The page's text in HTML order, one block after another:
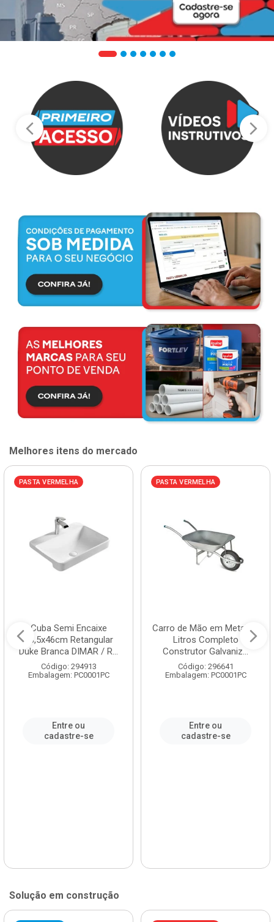
Melhores itens do mercado
PASTA VERMELHA
Cuba Semi Encaixe
58,5x46cm Retangular
Duke Branca DIMAR / R...
Código: 294913
Embalagem: PC0001PC
Entre ou
cadastre-se
PASTA VERMELHA
Carro de Mão em Metal 60
Litros Completo
Construtor Galvaniz...
Código: 296641
Embalagem: PC0001PC
Entre ou
cadastre-se
Solução em construção